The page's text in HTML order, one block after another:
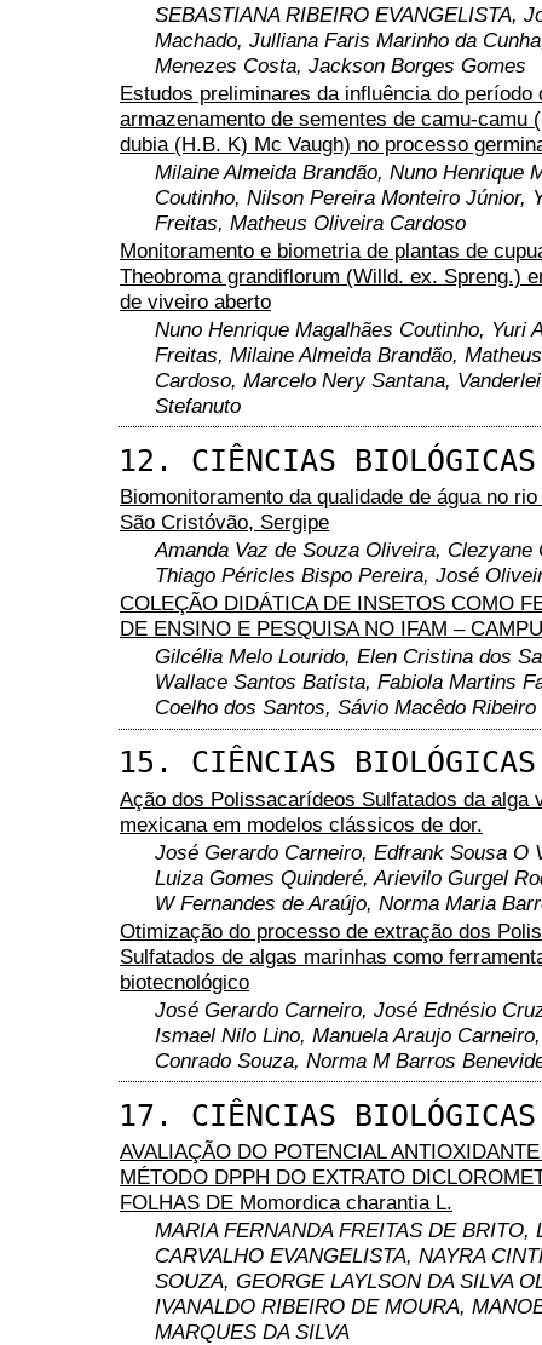
SEBASTIANA RIBEIRO EVANGELISTA,
Machado, Julliana Faris Marinho da
Menezes Costa, Jackson Borges Gomes
Estudos preliminares da influência do período
armazenamento de sementes de camu-camu
dubia (H.B. K) Mc Vaugh) no processo
Milaine Almeida Brandão, Nuno Henrique
Coutinho, Nilson Pereira Monteiro Júnior,
Freitas, Matheus Oliveira Cardoso
Monitoramento e biometria de plantas de
Theobroma grandiflorum (Willd. ex. Spreng.)
de viveiro aberto
Nuno Henrique Magalhães Coutinho, Yuri
Freitas, Milaine Almeida Brandão,
Cardoso, Marcelo Nery Santana,
Stefanuto
12. CIÊNCIAS
Biomonitoramento da qualidade de água no
São Cristóvão, Sergipe
Amanda Vaz de Souza Oliveira, Clezyane
Thiago Péricles Bispo Pereira, José
COLEÇÃO DIDÁTICA DE INSETOS COMO
DE ENSINO E PESQUISA NO IFAM –
Gilcélia Melo Lourido, Elen Cristina dos
Wallace Santos Batista, Fabiola Martins
Coelho dos Santos, Sávio Macêdo Ribeiro
15. CIÊNCIAS
Ação dos Polissacarídeos Sulfatados da alga
mexicana em modelos clássicos de dor.
José Gerardo Carneiro, Edfrank Sousa O
Luiza Gomes Quinderé, Arievilo Gurgel
W Fernandes de Araújo, Norma Maria
Otimização do processo de extração dos
Sulfatados de algas marinhas como
biotecnológico
José Gerardo Carneiro, José Ednésio
Ismael Nilo Lino, Manuela Araujo
Conrado Souza, Norma M Barros
17. CIÊNCIAS BIOLÓGICAS
AVALIAÇÃO DO POTENCIAL
MÉTODO DPPH DO EXTRATO
FOLHAS DE Momordica charantia L.
MARIA FERNANDA FREITAS DE BRITO,
CARVALHO EVANGELISTA, NAYRA
SOUZA, GEORGE LAYLSON DA SILVA
IVANALDO RIBEIRO DE MOURA,
MARQUES DA SILVA